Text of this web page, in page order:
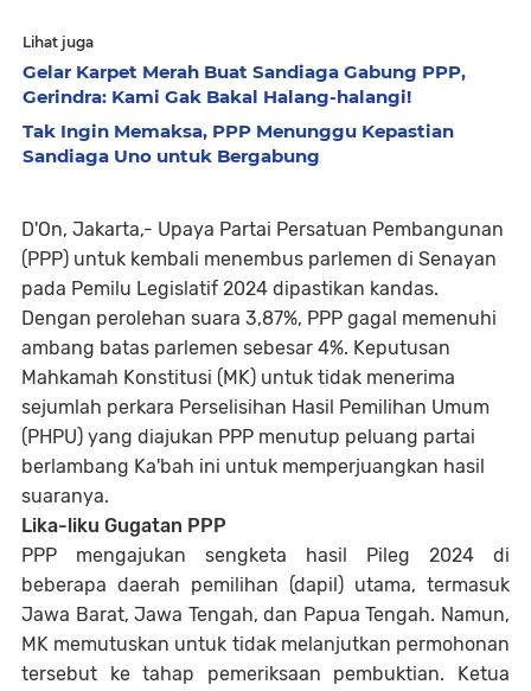
Lihat juga
Gelar Karpet Merah Buat Sandiaga Gabung PPP,
Gerindra: Kami Gak Bakal Halang-halangi!
Tak Ingin Memaksa, PPP Menunggu Kepastian
Sandiaga Uno untuk Bergabung
D'On, Jakarta,- Upaya Partai Persatuan Pembangunan
(PPP) untuk kembali menembus parlemen di Senayan
pada Pemilu Legislatif 2024 dipastikan kandas.
Dengan perolehan suara 3,87%, PPP gagal memenuhi
ambang batas parlemen sebesar 4%. Keputusan
Mahkamah Konstitusi (MK) untuk tidak menerima
sejumlah perkara Perselisihan Hasil Pemilihan Umum
(PHPU) yang diajukan PPP menutup peluang partai
berlambang Ka'bah ini untuk memperjuangkan hasil
suaranya.
Lika-liku Gugatan PPP
PPP mengajukan sengketa hasil Pileg 2024 di
beberapa daerah pemilihan (dapil) utama, termasuk
Jawa Barat, Jawa Tengah, dan Papua Tengah. Namun,
MK memutuskan untuk tidak melanjutkan permohonan
tersebut ke tahap pemeriksaan pembuktian. Ketua